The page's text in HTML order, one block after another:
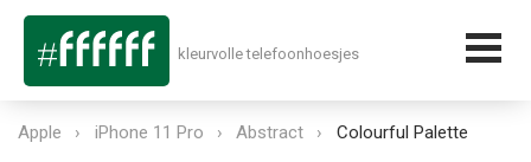
kleurvolle telefoonhoesjes
Apple iPhone 11 Pro Abstract Colourful Palette